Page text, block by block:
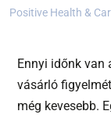
Positive Health &
Ennyi időnk van
vásárló
még kevesebb.